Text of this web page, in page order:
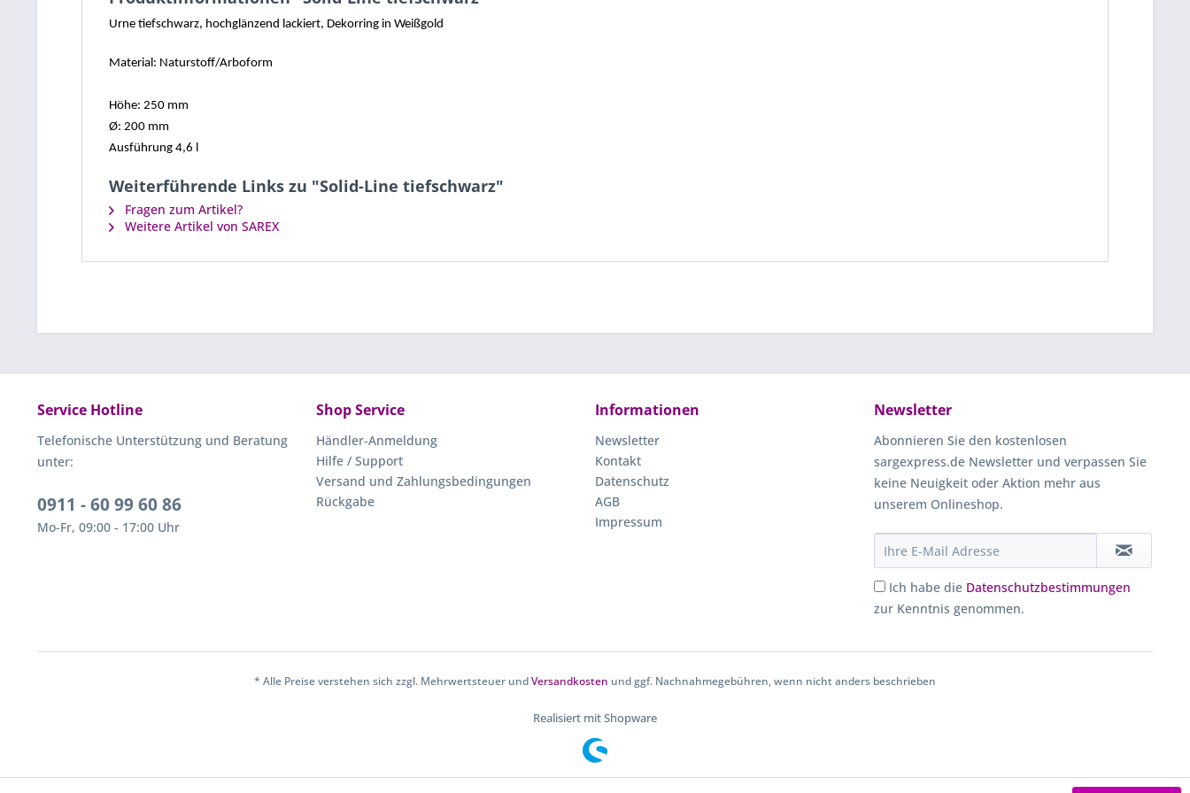
Urne tiefschwarz, hochglänzend lackiert, Dekorring in Weißgold
Material: Naturstoff/Arboform
Höhe: 250 mm
Ø: 200 mm
Ausführung 4,6 l
Weiterführende Links zu "Solid-Line tiefschwarz"
Fragen zum Artikel?
Weitere Artikel von SAREX
Service Hotline
Telefonische Unterstützung und Beratung
unter:
0911 - 60 99 60 86
Mo-Fr, 09:00 - 17:00 Uhr
Shop Service
Händler-Anmeldung
Hilfe / Support
Versand und Zahlungsbedingungen
Rückgabe
Informationen
Newsletter
Kontakt
Datenschutz
AGB
Impressum
Newsletter
Abonnieren Sie den kostenlosen
sargexpress.de Newsletter und verpassen Sie
keine Neuigkeit oder Aktion mehr aus
unserem Onlineshop.
Ich habe die Datenschutzbestimmungen
zur Kenntnis genommen.
* Alle Preise verstehen sich zzgl. Mehrwertsteuer undVersandkosten und ggf. Nachnahmegebühren, wenn nicht anders beschrieben
Realisiert mit Shopware